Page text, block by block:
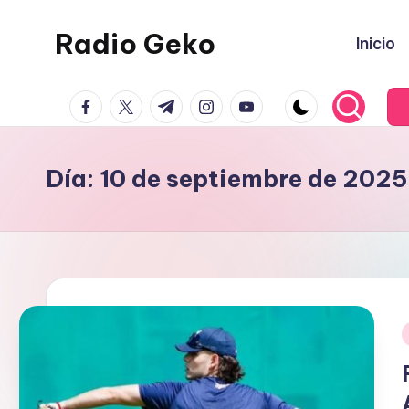
contenido
Radio Geko
Geko
Inicio
facebook.com
twitter.com
t.me instagram.com
youtube.com
Día: 10 de septiembre de 2025